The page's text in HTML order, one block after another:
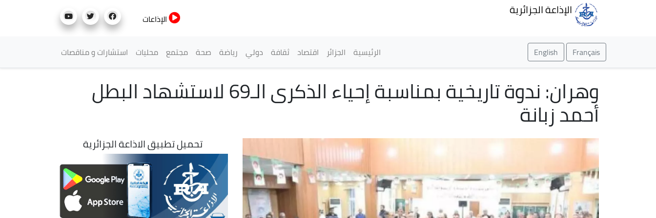
الإذاعة الجزائرية
الإذاعات
Français
English القائمة الرئيسية
الرئيسية الجزائر اقتصاد ثقافة دولي رياضة صحة مجتمع محليات استشارات و مناقصات
وهران: ندوة تاريخية بمناسبة إحياء الذكرى الـ69 لاستشهاد البطل
أحمد زبانة
تحميل تطبيق الاذاعة الجزائرية